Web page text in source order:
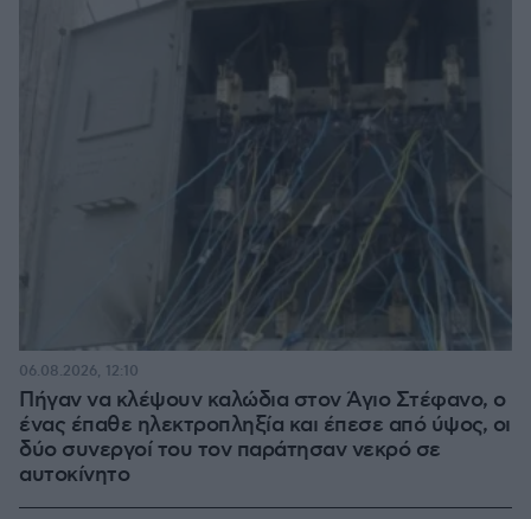
Πήγαν να κλέψουν καλώδια στον Άγιο Στέφανο, ο
ένας έπαθε ηλεκτροπληξία και έπεσε από ύψος, οι
δύο συνεργοί του τον παράτησαν νεκρό σε
αυτοκίνητο
06.08.2026, 12:10